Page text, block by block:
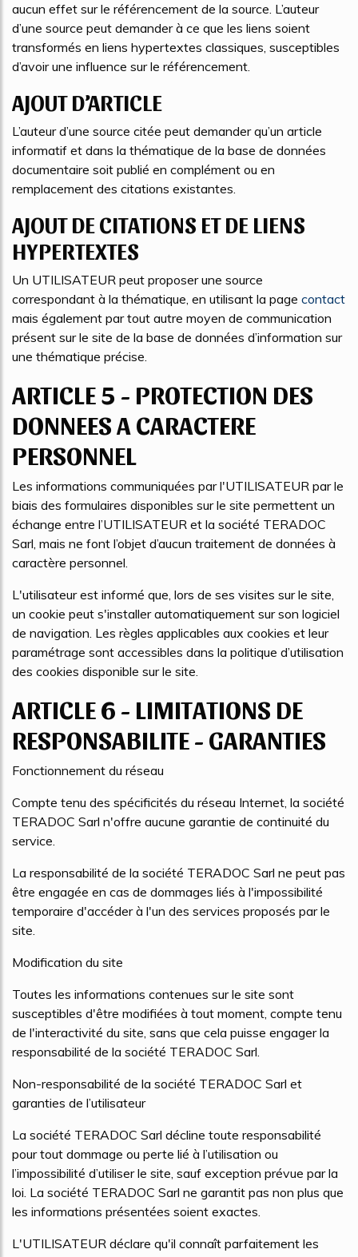
aucun effet sur le référencement de la source. L’auteur
d’une source peut demander à ce que les liens soient
transformés en liens hypertextes classiques, susceptibles
d’avoir une influence sur le référencement.
AJOUT D’ARTICLE
L’auteur d’une source citée peut demander qu’un article
informatif et dans la thématique de la base de données
documentaire soit publié en complément ou en
remplacement des citations existantes.
AJOUT DE CITATIONS ET DE LIENS
HYPERTEXTES
Un UTILISATEUR peut proposer une source
correspondant à la thématique, en utilisant la page contact
mais également par tout autre moyen de communication
présent sur le site de la base de données d’information sur
une thématique précise.
ARTICLE 5 - PROTECTION DES
DONNEES A CARACTERE
PERSONNEL
Les informations communiquées par l'UTILISATEUR par le
biais des formulaires disponibles sur le site permettent un
échange entre l’UTILISATEUR et la société TERADOC
Sarl, mais ne font l’objet d’aucun traitement de données à
caractère personnel.
L'utilisateur est informé que, lors de ses visites sur le site,
un cookie peut s'installer automatiquement sur son logiciel
de navigation. Les règles applicables aux cookies et leur
paramétrage sont accessibles dans la politique d’utilisation
des cookies disponible sur le site.
ARTICLE 6 - LIMITATIONS DE
RESPONSABILITE - GARANTIES
Fonctionnement du réseau
Compte tenu des spécificités du réseau Internet, la société
TERADOC Sarl n'offre aucune garantie de continuité du
service.
La responsabilité de la société TERADOC Sarl ne peut pas
être engagée en cas de dommages liés à l'impossibilité
temporaire d'accéder à l'un des services proposés par le
site.
Modification du site
Toutes les informations contenues sur le site sont
susceptibles d'être modifiées à tout moment, compte tenu
de l'interactivité du site, sans que cela puisse engager la
responsabilité de la société TERADOC Sarl.
Non-responsabilité de la société TERADOC Sarl et
garanties de l’utilisateur
La société TERADOC Sarl décline toute responsabilité
pour tout dommage ou perte lié à l’utilisation ou
l’impossibilité d’utiliser le site, sauf exception prévue par la
loi. La société TERADOC Sarl ne garantit pas non plus que
les informations présentées soient exactes.
L'UTILISATEUR déclare qu'il connaît parfaitement les